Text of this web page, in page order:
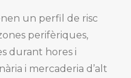
un perfil de risc
perifèriques,
durant hores i
i mercaderia d’alt